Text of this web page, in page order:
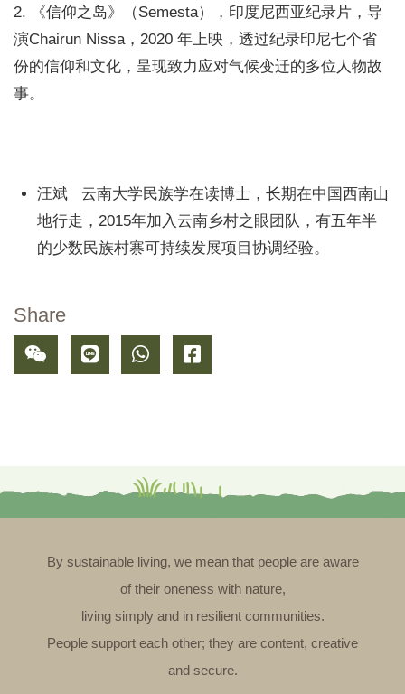
2. 《信仰之岛》（Semesta），印度尼西亚纪录片，导
演Chairun Nissa，2020 年上映，透过纪录印尼七个省
份的信仰和文化，呈现致力应对气候变迁的多位人物故
事。
汪斌 云南大学民族学在读博士，长期在中国西南山
地行走，2015年加入云南乡村之眼团队，有五年半
的少数民族村寨可持续发展项目协调经验。
Share
By sustainable living, we mean that people are aware
of their oneness with nature,
living simply and in resilient communities.
People support each other; they are content, creative
and secure.